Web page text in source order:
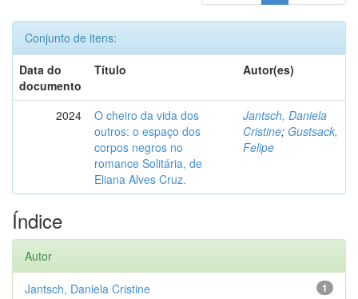
Conjunto de itens:
Data do
documento
Título Autor(es)
2024
O cheiro da vida dos
outros: o espaço dos
corpos negros no
romance Solitária, de
Eliana Alves Cruz.
Jantsch, Daniela
Cristine; Gustsack,
Felipe
Índice
Autor
1
Jantsch, Daniela Cristine